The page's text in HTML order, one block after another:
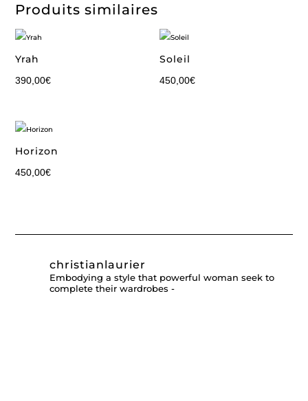
Produits similaires
Yrah
390,00€
Soleil
450,00€
Horizon
450,00€
christianlaurier
Embodying a style that powerful woman seek to
complete their wardrobes -